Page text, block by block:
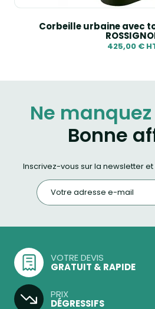
Corbeille urbaine avec
425,00 €
Ne
Bonne
Inscrivez-vous sur la newsletter et
VOTRE DEVIS
GRATUIT & RAPIDE
PRIX
DÉGRESSIFS